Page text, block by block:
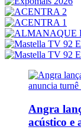
Angra
acústico e